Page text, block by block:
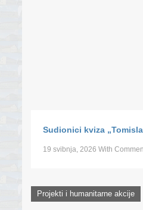
Sudionici kviza
19 svibnja, 2026 With
Projekti i humanitarne akcije